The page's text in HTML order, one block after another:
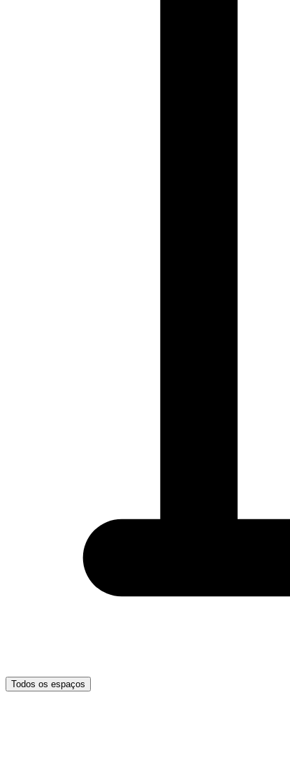
Todos os espaços